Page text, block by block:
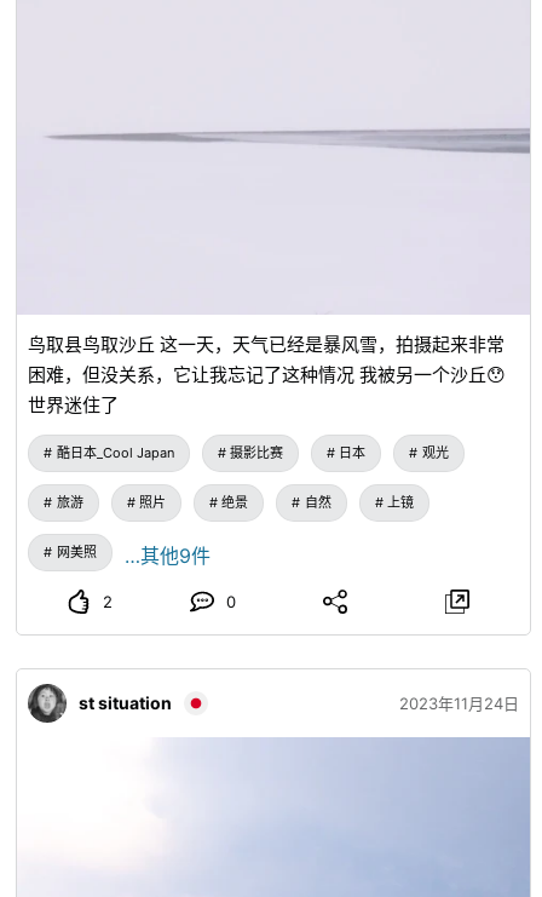
鸟取县鸟取沙丘 这一天，天气已经是暴风雪，拍摄起来非常
困难，但没关系，它让我忘记了这种情况 我被另一个沙丘😯
世界迷住了
酷日本_Cool Japan 摄影比赛 日本 观光
旅游 照片 绝景 自然 上镜
网美照 …其他9件
2 0
st situation 2023年11月24日